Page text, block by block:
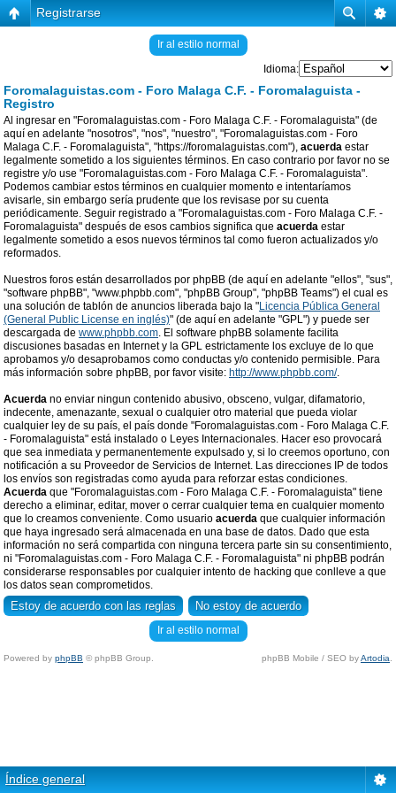
Registrarse
Ir al estilo normal
Idioma:
Foromalaguistas.com - Foro Malaga C.F. - Foromalaguista -
Registro
Al ingresar en "Foromalaguistas.com - Foro Malaga C.F. - Foromalaguista" (de
aquí en adelante "nosotros", "nos", "nuestro", "Foromalaguistas.com - Foro
Malaga C.F. - Foromalaguista", "https://foromalaguistas.com"), acuerda estar
legalmente sometido a los siguientes términos. En caso contrario por favor no se
registre y/o use "Foromalaguistas.com - Foro Malaga C.F. - Foromalaguista".
Podemos cambiar estos términos en cualquier momento e intentaríamos
avisarle, sin embargo sería prudente que los revisase por su cuenta
periódicamente. Seguir registrado a "Foromalaguistas.com - Foro Malaga C.F. -
Foromalaguista" después de esos cambios significa que acuerda estar
legalmente sometido a esos nuevos términos tal como fueron actualizados y/o
reformados.
Nuestros foros están desarrollados por phpBB (de aquí en adelante "ellos", "sus",
"software phpBB", "www.phpbb.com", "phpBB Group", "phpBB Teams") el cual es
una solución de tablón de anuncios liberada bajo la "Licencia Pública General
(General Public License en inglés)" (de aquí en adelante "GPL") y puede ser
descargada de www.phpbb.com. El software phpBB solamente facilita
discusiones basadas en Internet y la GPL estrictamente los excluye de lo que
aprobamos y/o desaprobamos como conductas y/o contenido permisible. Para
más información sobre phpBB, por favor visite: http://www.phpbb.com/.
Acuerda no enviar ningun contenido abusivo, obsceno, vulgar, difamatorio,
indecente, amenazante, sexual o cualquier otro material que pueda violar
cualquier ley de su país, el país donde "Foromalaguistas.com - Foro Malaga C.F.
- Foromalaguista" está instalado o Leyes Internacionales. Hacer eso provocará
que sea inmediata y permanentemente expulsado y, si lo creemos oportuno, con
notificación a su Proveedor de Servicios de Internet. Las direcciones IP de todos
los envíos son registradas como ayuda para reforzar estas condiciones.
Acuerda que "Foromalaguistas.com - Foro Malaga C.F. - Foromalaguista" tiene
derecho a eliminar, editar, mover o cerrar cualquier tema en cualquier momento
que lo creamos conveniente. Como usuario acuerda que cualquier información
que haya ingresado será almacenada en una base de datos. Dado que esta
información no será compartida con ninguna tercera parte sin su consentimiento,
ni "Foromalaguistas.com - Foro Malaga C.F. - Foromalaguista" ni phpBB podrán
considerarse responsables por cualquier intento de hacking que conlleve a que
los datos sean comprometidos.
Ir al estilo normal
Powered by phpBB © phpBB Group. phpBB Mobile / SEO byArtodia
Índice general